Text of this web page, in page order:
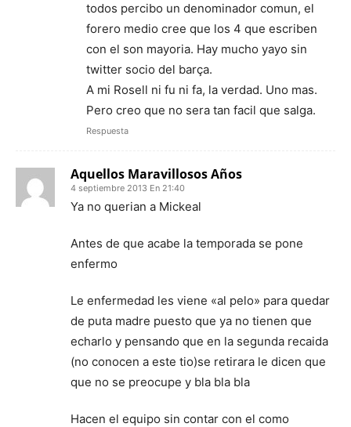
todos percibo un denominador comun, el
forero medio cree que los 4 que escriben
con el son mayoria. Hay mucho yayo sin
twitter socio del barça.
A mi Rosell ni fu ni fa, la verdad. Uno mas.
Pero creo que no sera tan facil que salga.
Respuesta
Aquellos Maravillosos Años
4 septiembre 2013 En 21:40
Ya no querian a Mickeal
Antes de que acabe la temporada se pone
enfermo
Le enfermedad les viene «al pelo» para quedar
de puta madre puesto que ya no tienen que
echarlo y pensando que en la segunda recaida
(no conocen a este tio)se retirara le dicen que
que no se preocupe y bla bla bla
Hacen el equipo sin contar con el como